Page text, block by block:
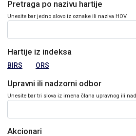
Pretraga po nazivu hartije
Unesite bar jedno slovo iz oznake ili naziva HOV.
Hartije iz indeksa
BIRS ORS
Upravni ili nadzorni odbor
Unesite bar tri slova iz imena člana upravnog ili
Akcionari